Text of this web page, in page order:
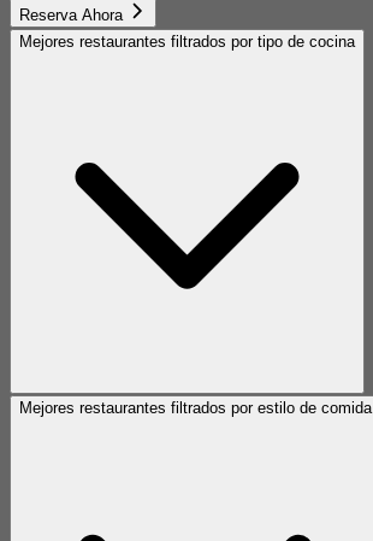
Reserva Ahora
Mejores restaurantes filtrados por tipo de cocina
Mejores restaurantes filtrados por estilo de comida